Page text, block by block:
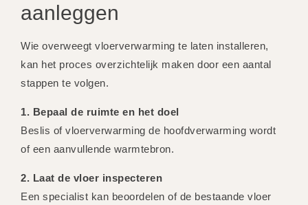
aanleggen
Wie overweegt vloerverwarming te laten installeren,
kan het proces overzichtelijk maken door een aantal
stappen te volgen.
1. Bepaal de ruimte en het doel
Beslis of vloerverwarming de hoofdverwarming wordt
of een aanvullende warmtebron.
2. Laat de vloer inspecteren
Een specialist kan beoordelen of de bestaande vloer